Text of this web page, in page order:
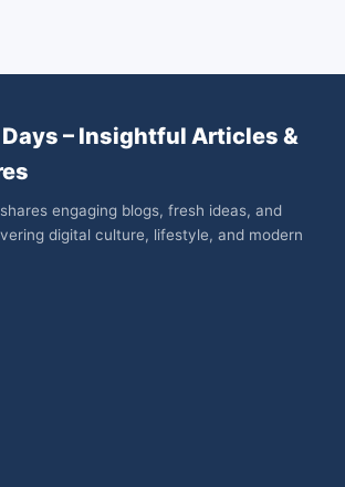
– Insightful Articles &
engaging blogs, fresh ideas, and
digital culture, lifestyle, and modern